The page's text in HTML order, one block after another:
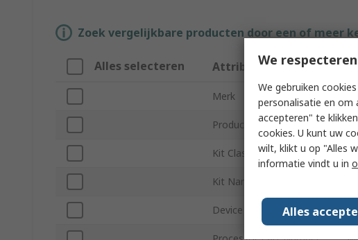
Zoek vergelijkbare producten door een of meer
Alles selecteren Attribuut
Merk
Product Type
Kit Classification
Kit Name
Device Core
We
We gebruiken
personalisatie en om
accepteren" te
cookies. U kunt uw
wilt, klikt u op "Alles
informatie vindt u in
Alles